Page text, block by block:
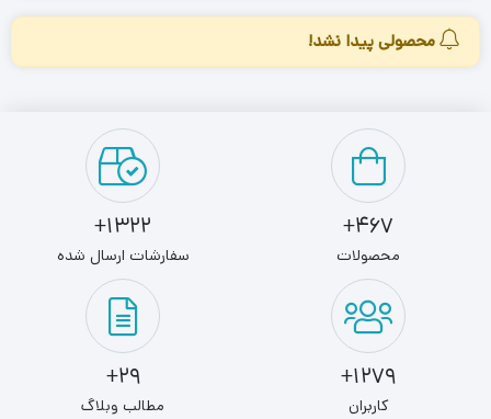
محصولی پیدا نشد!
467+
محصولات
1322+
سفارشات ارسال شده
1279+
کاربران
29+
مطالب وبلاگ